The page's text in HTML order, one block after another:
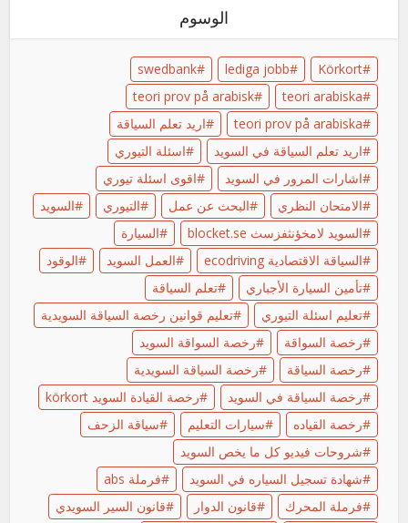
الوسوم
Körkort
lediga jobb
swedbank
teori arabiska
teori prov på arabisk
teori prov på arabiska
اريد تعلم السياقة
اريد تعلم السياقة في السويد
اسئلة التيوري
اشارات المرور في السويد
اقوى اسئلة تيوري
الامتحان النظري
البحث عن عمل التيوري
السويد
السويد لامخؤنثفزسث blocket.se
السيارة
السياقة الاقتصادية ecodriving
العمل السويد
الوقود
تأمين السيارة الأجباري
تعلم السياقة
تعليم اسئلة التيوري
تعليم قوانين رخصة السياقة السويدية
رخصة السواقة
رخصة السواقة السويد
رخصة السياقة
رخصة السياقة السويدية
رخصة السياقة في السويد
رخصة القيادة السويد körkort
رخصة القياده
سيارات التعليم
سياقة الزحف
شروحات فيديو كل ما يخص السويد
شهادة تسجيل السياره في السويد
فرملة abs
فرملة المحرك
قانون الدوار
قانون السير السويدي